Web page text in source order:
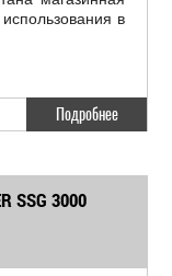
в
Подробнее
SSG 3000